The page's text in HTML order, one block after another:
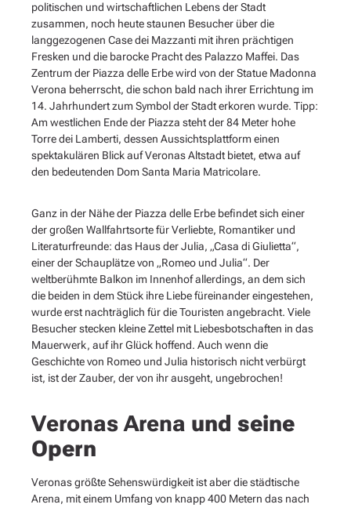
politischen und wirtschaftlichen Lebens der Stadt
zusammen, noch heute staunen Besucher über die
langgezogenen Case dei Mazzanti mit ihren prächtigen
Fresken und die barocke Pracht des Palazzo Maffei. Das
Zentrum der Piazza delle Erbe wird von der Statue Madonna
Verona beherrscht, die schon bald nach ihrer Errichtung im
14. Jahrhundert zum Symbol der Stadt erkoren wurde. Tipp:
Am westlichen Ende der Piazza steht der 84 Meter hohe
Torre dei Lamberti, dessen Aussichtsplattform einen
spektakulären Blick auf Veronas Altstadt bietet, etwa auf
den bedeutenden Dom Santa Maria Matricolare.
Ganz in der Nähe der Piazza delle Erbe befindet sich einer
der großen Wallfahrtsorte für Verliebte, Romantiker und
Literaturfreunde: das Haus der Julia, „Casa di Giulietta“,
einer der Schauplätze von „Romeo und Julia“. Der
weltberühmte Balkon im Innenhof allerdings, an dem sich
die beiden in dem Stück ihre Liebe füreinander eingestehen,
wurde erst nachträglich für die Touristen angebracht. Viele
Besucher stecken kleine Zettel mit Liebesbotschaften in das
Mauerwerk, auf ihr Glück hoffend. Auch wenn die
Geschichte von Romeo und Julia historisch nicht verbürgt
ist, ist der Zauber, der von ihr ausgeht, ungebrochen!
Veronas Arena und seine
Opern
Veronas größte Sehenswürdigkeit ist aber die städtische
Arena, mit einem Umfang von knapp 400 Metern das nach